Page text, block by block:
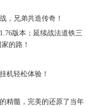
，兄弟共造传奇！
版本；延续战法道铁三
的路！
机轻松体验！
精髓，完美的还原了当年